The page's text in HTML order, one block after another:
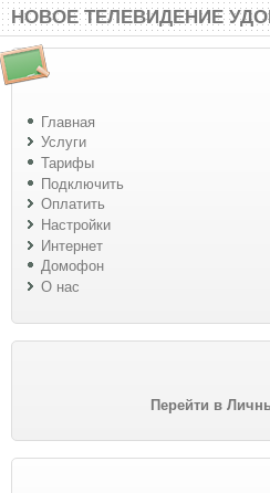
Перейти к основному содержанию
Skip to search
НОВОЕ ТЕЛЕВИДЕНИЕ
Главная
Услуги
Тарифы
Подключить
Оплатить
Настройки
Интернет
Домофон
О нас
Перейти в